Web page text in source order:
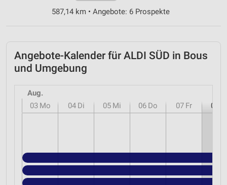
587,14 km • Angebote: 6 Prospekte
Angebote-Kalender für ALDI SÜD in Bous
und Umgebung
Aug.
03 Mo 04 Di 05 Mi 06 Do 07 Fr 08